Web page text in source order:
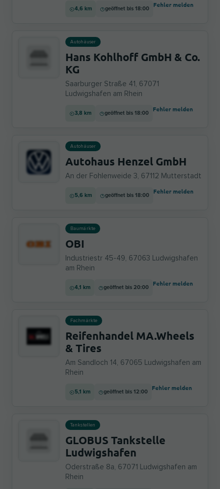
4,6 km geöffnet bis 18:00
Fehler melden
Autohäuser
Hans Kohlhoff GmbH & Co.
KG
Saarburger Straße 41, 67071
Ludwigshafen am Rhein
3,8 km geöffnet bis 18:00
Fehler melden
Autohäuser
Autohaus Henzel GmbH
An der Fohlenweide 3, 67112 Mutterstadt
5,6 km geöffnet bis 18:00
Fehler melden
Baumärkte
OBI
Industriestr 45-49, 67063 Ludwigshafen
am Rhein
4,1 km geöffnet bis 20:00
Fehler melden
Fachmärkte
Reifenhandel MA.Wheels
& Tires
Am Sandloch 14, 67065 Ludwigshafen am
Rhein
5,1 km geöffnet bis 12:00
Fehler melden
Tankstellen
GLOBUS Tankstelle
Ludwigshafen
Oderstraße 8a, 67071 Ludwigshafen am
Rhein